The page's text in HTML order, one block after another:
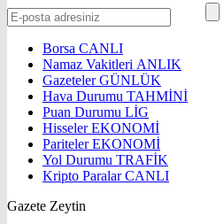
Borsa CANLI
Namaz Vakitleri ANLIK
GazetelerGÜNLÜK
Hava Durumu TAHMİNİ
Puan Durumu LİG
HisselerEKONOMİ
ParitelerEKONOMİ
Yol Durumu TRAFİK
Kripto ParalarCANLI
Gazete Zeytin